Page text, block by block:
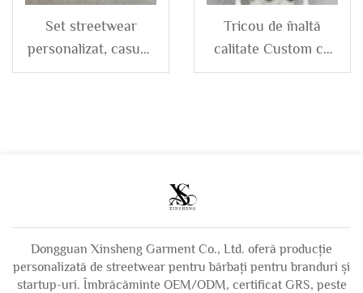
Set streetwear
personalizat, casual,
din bumbac și
Tricou de înaltă
calitate Custom cu
îmbinare
Dongguan Xinsheng Garment Co., Ltd. oferă producție
personalizată de streetwear pentru bărbați pentru branduri și
startup-uri. Îmbrăcăminte OEM/ODM, certificat GRS, peste